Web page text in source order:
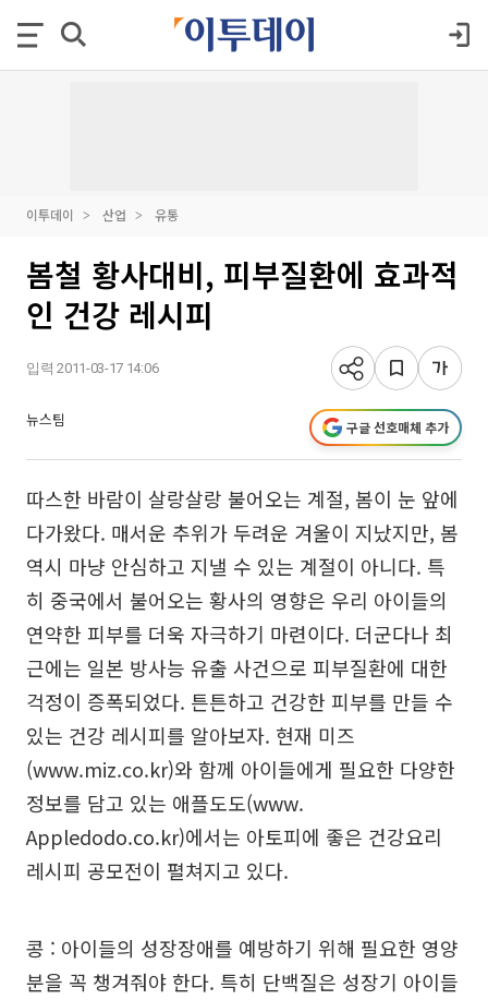
이투데이 산업 유통
봄철 황사대비, 피부질환에 효과적
인 건강 레시피
입력 2011-03-17 14:06
뉴스팀 구글 선호매체 추가
따스한 바람이 살랑살랑 불어오는 계절, 봄이 눈 앞에
다가왔다. 매서운 추위가 두려운 겨울이 지났지만, 봄
역시 마냥 안심하고 지낼 수 있는 계절이 아니다. 특
히 중국에서 불어오는 황사의 영향은 우리 아이들의
연약한 피부를 더욱 자극하기 마련이다. 더군다나 최
근에는 일본 방사능 유출 사건으로 피부질환에 대한
걱정이 증폭되었다. 튼튼하고 건강한 피부를 만들 수
있는 건강 레시피를 알아보자. 현재 미즈
(www.miz.co.kr)와 함께 아이들에게 필요한 다양한
정보를 담고 있는 애플도도(www.
Appledodo.co.kr)에서는 아토피에 좋은 건강요리
레시피 공모전이 펼쳐지고 있다.
콩 : 아이들의 성장장애를 예방하기 위해 필요한 영양
분을 꼭 챙겨줘야 한다. 특히 단백질은 성장기 아이들